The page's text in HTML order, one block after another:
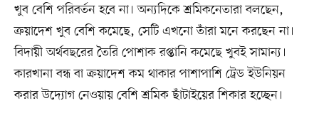
খুব বেশি পরিবর্তন হবে না। অন্যদিকে শ্রমিকনেতারা বলছেন,
ক্রয়াদেশ খুব বেশি কমেছে, সেটি এখনো তাঁরা মনে করছেন না।
বিদায়ী অর্থবছরের তৈরি পোশাক রপ্তানি কমেছে খুবই সামান্য।
কারখানা বন্ধ বা ক্রয়াদেশ কম থাকার পাশাপাশি ট্রেড ইউনিয়ন
করার উদ্যোগ নেওয়ায় বেশি শ্রমিক ছাঁটাইয়ের শিকার হচ্ছেন।